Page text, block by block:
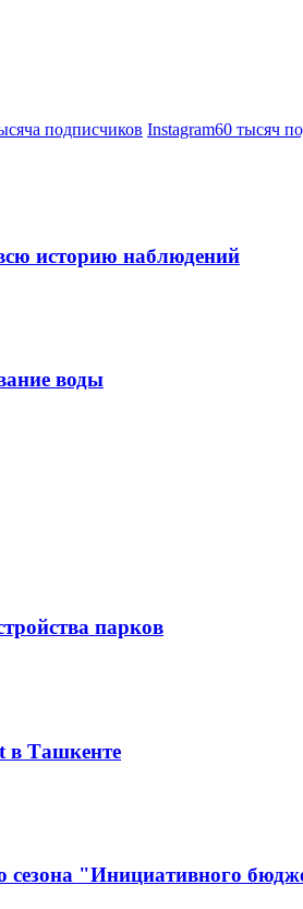
подписчиков Instagram60 тысяч
историю наблюдений
воды
парков
в Ташкенте
сезона "Инициативного